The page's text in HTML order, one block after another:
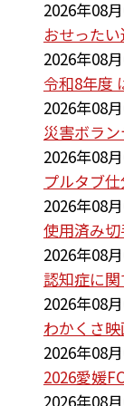
2026年08
おせったい
2026年08
令和8年度
2026年08
災害ボラ
2026年08
プルタブ
2026年08
使用済み切
2026年08
認知症に
2026年08
わかくさ
2026年08
2026愛媛
2026年08